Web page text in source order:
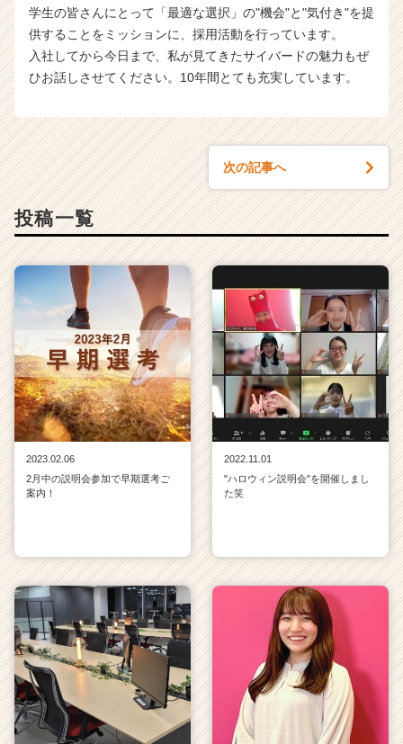
学生の皆さんにとって「最適な選択」の"機会"と"気付き"を提
供することをミッションに、採用活動を行っています。
入社してから今日まで、私が見てきたサイバードの魅力もぜ
ひお話しさせてください。10年間とても充実しています。
次の記事へ
投稿一覧
2023.02.06
2月中の説明会参加で早期選考ご
案内！
2022.11.01
"ハロウィン説明会"を開催しまし
た笑